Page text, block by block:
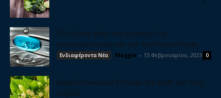
Το έξυπνο χάπι που καταργεί τη
γαστροσκόπηση και την κολονοσκόπηση
Ενδιαφέροντα Νέα Maggie - 15 Φεβρουαρίου, 2023 0
Καρδιοτονωτικά βότανα, για γερή και υγιή
καρδιά